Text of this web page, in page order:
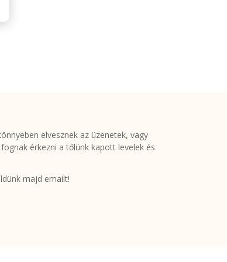
elvesznek az üzenetek, vagy
érkezni a tőlünk kapott levelek és
majd emailt!